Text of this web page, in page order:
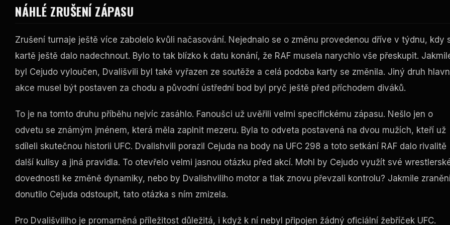
NÁHLÉ ZRUŠENÍ ZÁPASU
Zrušení turnaje ještě více zabolelo kvůli načasování. Nejednalo se o změnu provedenou dříve v týdnu, kdy
kartě ještě dalo nadechnout. Bylo to tak blízko k datu konání, že RAF musela narychlo vše přeskupit.
byl Cejudo vyloučen, Dvališvili byl také vyřazen ze soutěže a celá podoba karty se změnila. Jiný druh
akce musel být postaven za chodu a původní ústřední bod byl pryč ještě před příchodem diváků.
To je na tomto druhu příběhu nejvíc zasáhlo. Fanoušci už uvěřili velmi specifickému zápasu. Nešlo jen o
odvetu se známým jménem, ​​která měla zaplnit mezeru. Byla to odveta postavená na dvou mužích, kteří už
sdíleli skutečnou historii UFC. Dvalishvili porazil Cejuda na body na UFC 298 a toto setkání RAF dalo rivalitě
další kulisy a jiná pravidla. To otevřelo velmi jasnou otázku před akcí. Mohl by Cejudo využít své
dovednosti ke změně dynamiky, nebo by Dvalishviliho motor a tlak znovu převzali kontrolu? Jakmile
donutilo Cejuda odstoupit, tato otázka s ním zmizela.
Pro Dvališviliho je promarněná příležitost důležitá, i když k ní nebyl připojen žádný oficiální žebříček UFC.